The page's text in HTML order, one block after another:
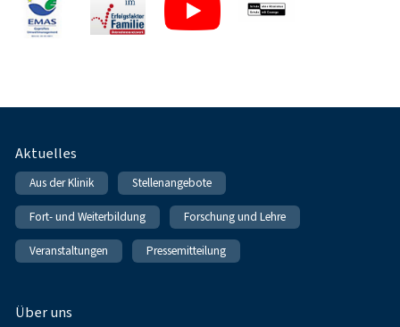
Fußnavigation
Aktuelles
Aus der Klinik Stellenangebote
Fort- und Weiterbildung Forschung und Lehre
Veranstaltungen Pressemitteilung
Über uns